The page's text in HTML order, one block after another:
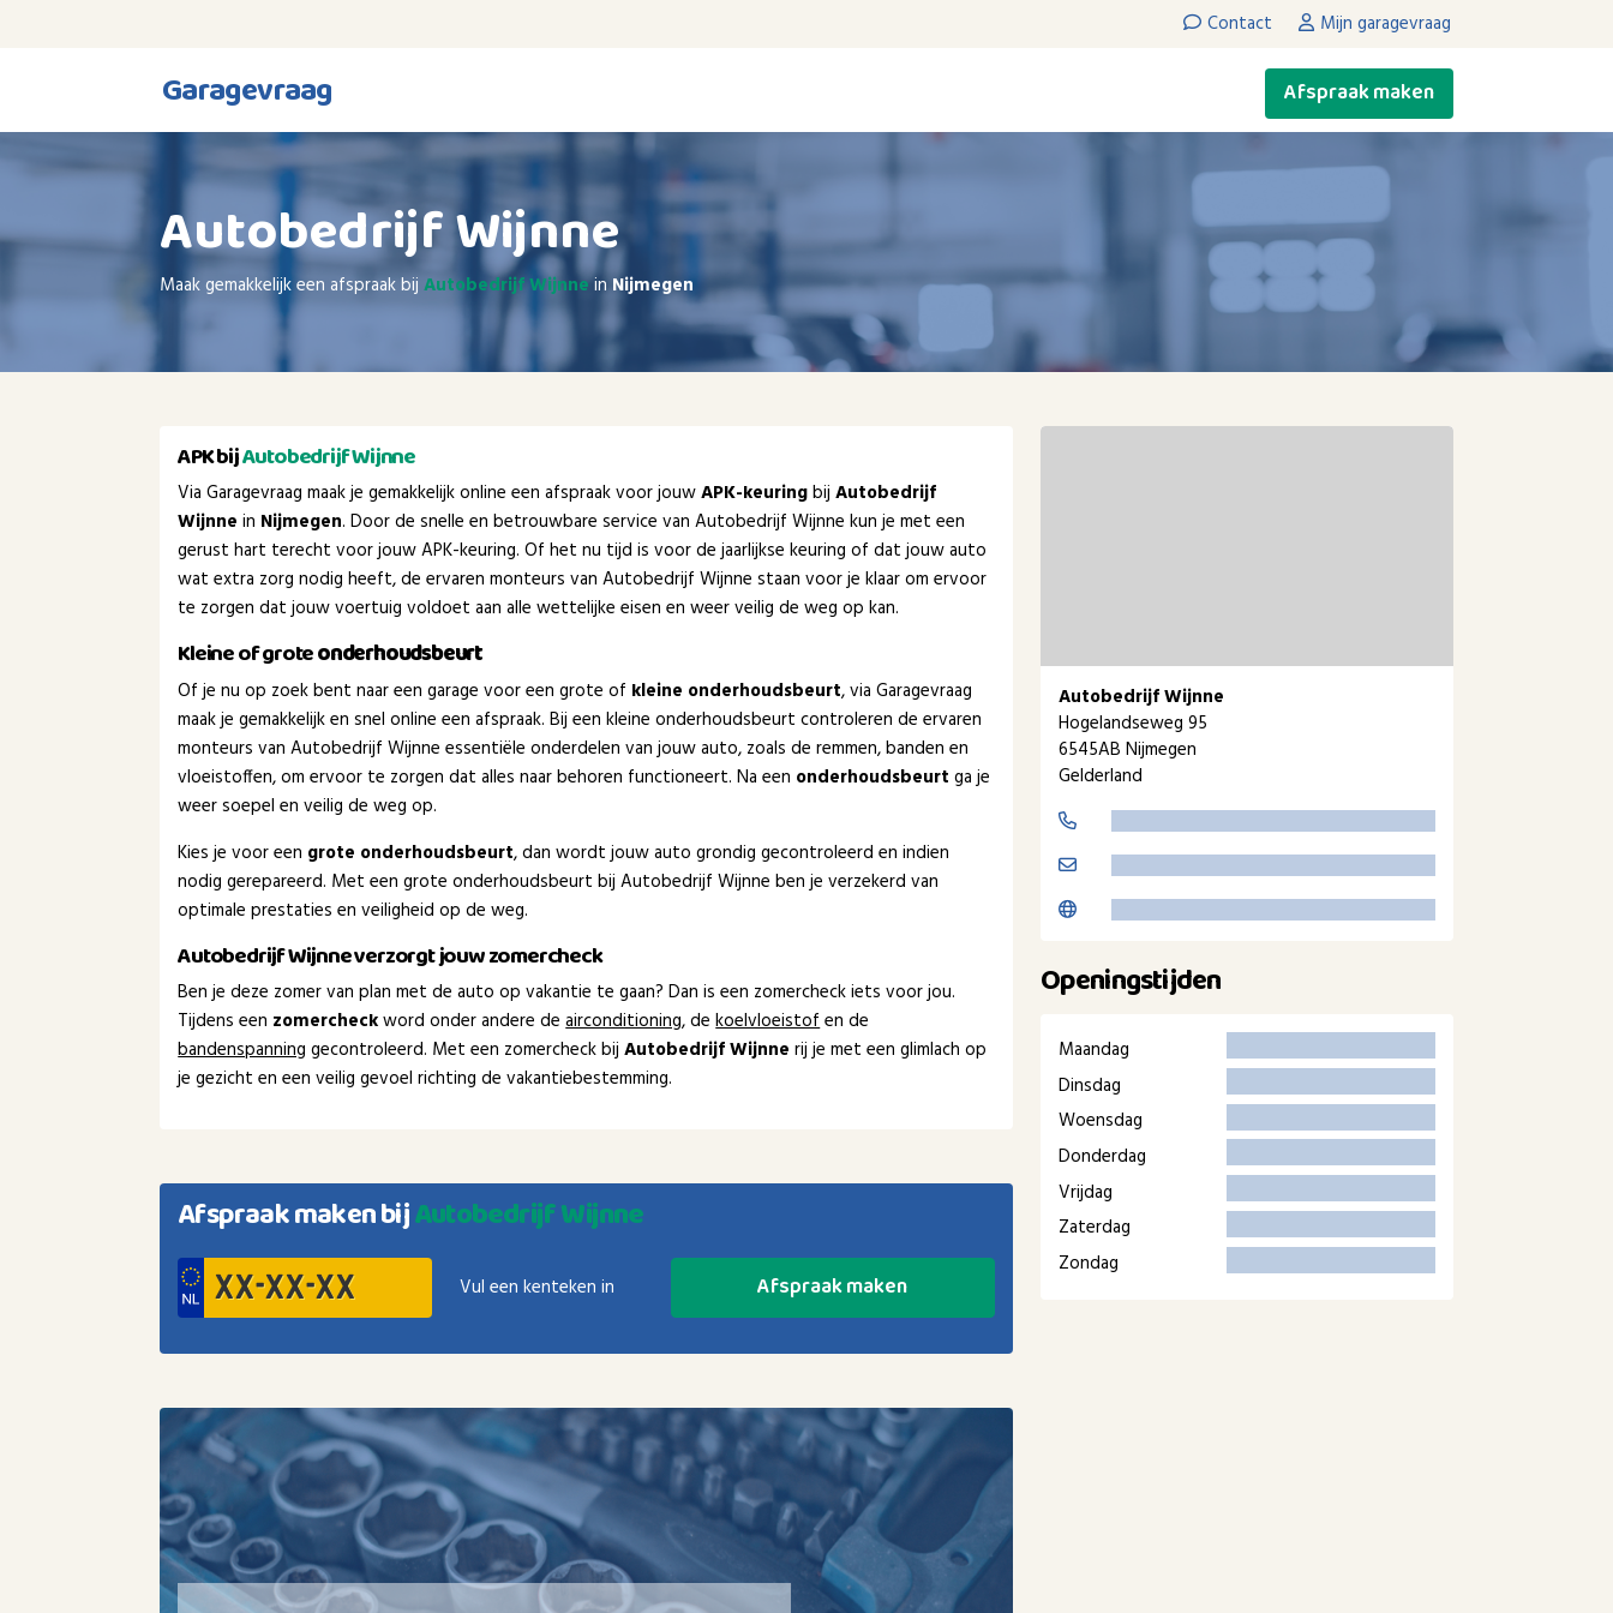
Contact Mijn garagevraag
Garagevraag Afspraak maken
Autobedrijf Wijnne
Maak gemakkelijk een afspraak bijAutobedrijf Wijnnein Nijmegen
APK bijAutobedrijf Wijnne
Via Garagevraag maak je gemakkelijk online een afspraak voor jouwAPK-keuringbijAutobedrijf
Wijnne in Nijmegen. Door de snelle en betrouwbare service van Autobedrijf Wijnne kun je met een
gerust hart terecht voor jouw APK-keuring. Of het nu tijd is voor de jaarlijkse keuring of dat jouw auto
wat extra zorg nodig heeft, de ervaren monteurs van Autobedrijf Wijnne staan voor je klaar om ervoor
te zorgen dat jouw voertuig voldoet aan alle wettelijke eisen en weer veilig de weg op kan.
Kleine of groteonderhoudsbeurt
Of je nu op zoek bent naar een garage voor een grote of kleine onderhoudsbeurt, via Garagevraag
maak je gemakkelijk en snel online een afspraak. Bij een kleine onderhoudsbeurt controleren de ervaren
monteurs van Autobedrijf Wijnne essentiële onderdelen van jouw auto, zoals de remmen, banden en
vloeistoffen, om ervoor te zorgen dat alles naar behoren functioneert. Na een onderhoudsbeurt ga je
weer soepel en veilig de weg op.
Kies je voor een grote onderhoudsbeurt, dan wordt jouw auto grondig gecontroleerd en indien
nodig gerepareerd. Met een grote onderhoudsbeurt bij Autobedrijf Wijnne ben je verzekerd van
optimale prestaties en veiligheid op de weg.
Autobedrijf Wijnne verzorgt jouw zomercheck
Ben je deze zomer van plan met de auto op vakantie te gaan? Dan is een zomercheck iets voor jou.
Tijdens een zomercheckword onder andere deairconditioning, dekoelvloeistofen de
bandenspanning gecontroleerd. Met een zomercheck bijAutobedrijf Wijnne rij je met een glimlach op
je gezicht en een veilig gevoel richting de vakantiebestemming.
Afspraak maken bijAutobedrijf Wijnne
Vul een kenteken in Afspraak maken
Autobedrijf Wijnne
Hogelandseweg 95
6545AB Nijmegen
Gelderland
Openingstijden
Maandag
Dinsdag
Woensdag
Donderdag
Vrijdag
Zaterdag
Zondag